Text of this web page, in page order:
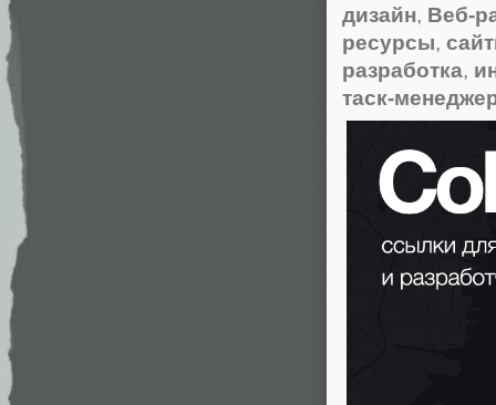
дизайн, Веб-
ресурсы,
разработка,
таск-